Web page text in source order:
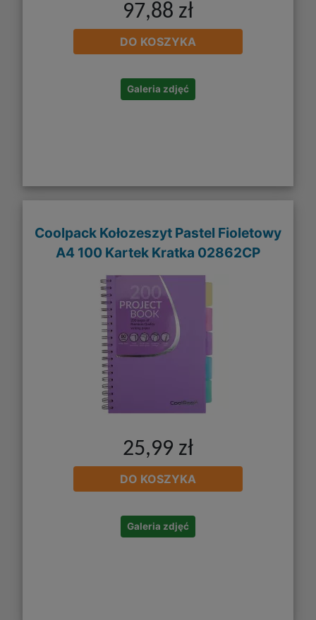
97,88 zł
DO KOSZYKA
Galeria zdjęć
Coolpack Kołozeszyt Pastel Fioletowy
A4 100 Kartek Kratka 02862CP
25,99 zł
DO KOSZYKA
Galeria zdjęć